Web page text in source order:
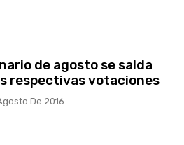
de agosto se salda
respectivas votaciones
De 2016